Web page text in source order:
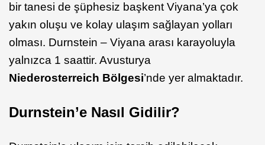
bir tanesi de şüphesiz başkent Viyana’ya çok
yakın oluşu ve kolay ulaşım sağlayan yolları
olması. Durnstein – Viyana arası karayoluyla
yalnızca 1 saattir. Avusturya
Niederosterreich Bölgesi’nde yer almaktadır.
Durnstein’e Nasıl Gidilir?